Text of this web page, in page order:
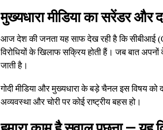
मुख्यधारा मीडिया का सरेंडर और
आज देश की जनता यह साफ देख रही है कि सीबीआई
विरोधियों के खिलाफ सक्रिय होती हैं। जब बात अपनों
जाती है।
गोदी मीडिया और मुख्यधारा के बड़े चैनल इस विषय
अव्यवस्था और चोरी पर कोई राष्ट्रीय बहस हो।